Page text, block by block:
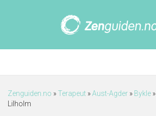
Zenguiden.no »Terapeut »Aust-Agder » Bykle »
Lilholm